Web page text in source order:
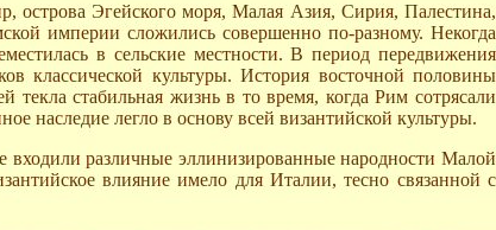
острова Эгейского моря, Малая Азия, Сирия, Палестина,
империи сложились совершенно по-разному. Некогда
в сельские местности. В период передвижения
классической культуры. История восточной половины
стабильная жизнь в то время, когда Рим сотрясали
наследие легло в основу всей византийской культуры.
входили различные эллинизированные народности Малой
влияние имело для Италии, тесно связанной с